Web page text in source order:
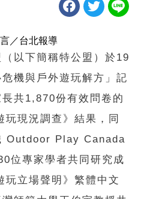
／台北報導
以下簡稱特公盟）於19
機與戶外遊玩解方」記
共1,870份有效問卷的
玩現況調查》結果，同
Outdoor Play Canada
位專家學者共同研究成
玩立場聲明》繁體中文